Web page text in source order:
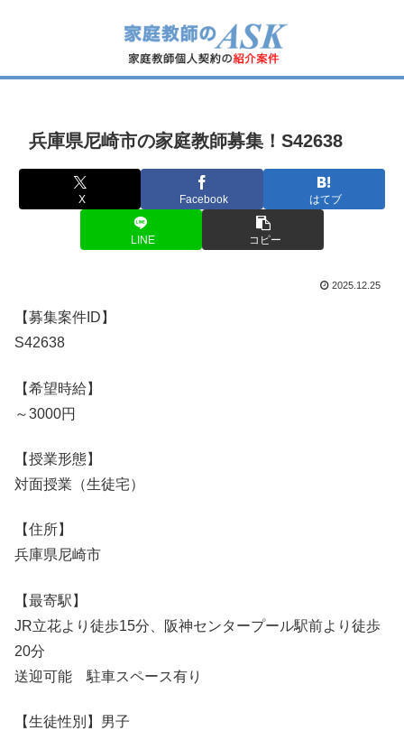
兵庫県尼崎市の家庭教師募集！S42638
X Facebook はてブ
LINE コピー
2025.12.25
【募集案件ID】
S42638
【希望時給】
～3000円
【授業形態】
対面授業（生徒宅）
【住所】
兵庫県尼崎市
【最寄駅】
JR立花より徒歩15分、阪神センタープール駅前より徒歩
20分
送迎可能 駐車スペース有り
【生徒性別】男子